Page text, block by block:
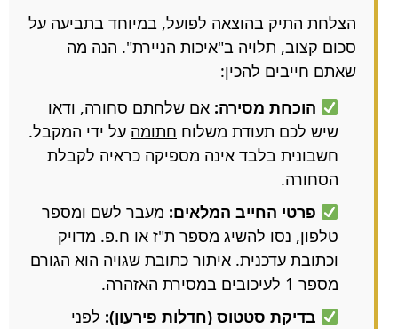
הצלחת התיק בהוצאה לפועל, במיוחד בתביעה על
סכום קצוב, תלויה ב"איכות הניירת". הנה מה
שאתם חייבים להכין:
הוכחת מסירה: אם שלחתם סחורה, ודאו
שיש לכם תעודת משלוח חתומה על ידי המקבל.
חשבונית בלבד אינה מספיקה כראיה לקבלת
הסחורה.
פרטי החייב המלאים: מעבר לשם ומספר
טלפון, נסו להשיג מספר ת"ז או ח.פ. מדויק
וכתובת עדכנית. איתור כתובת שגויה הוא הגורם
מספר 1 לעיכובים במסירת האזהרה.
בדיקת סטטוס (חדלות פירעון): לפני